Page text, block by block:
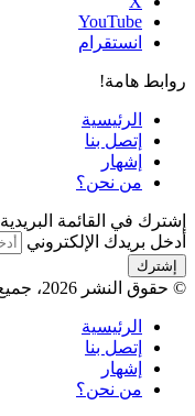
‫YouTube
انستقرام
روابط هامة!
الرئيسية
إتصل بنا
إشهار
من نحن؟
إشترك في القائمة البريدية
أدخل بريدك الإلكتروني
© حقوق النشر 2026، جميع الحقوق محفوظة |
الرئيسية
إتصل بنا
إشهار
من نحن؟